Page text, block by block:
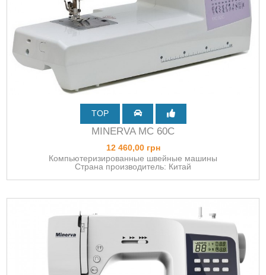
TOP
MINERVA MC 60C
12 460,00 грн
Компьютеризированные швейные машины
Страна производитель: Китай